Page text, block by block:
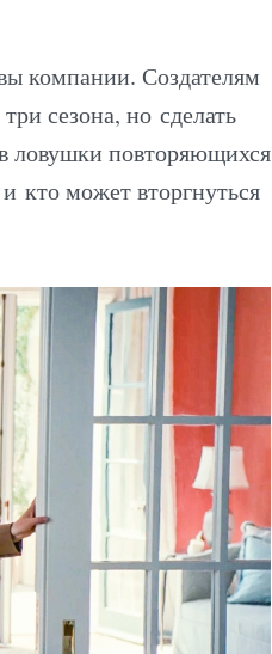
компании. Создателям
сезона, но сделать
ловушки повторяющихся
кто может вторгнуться